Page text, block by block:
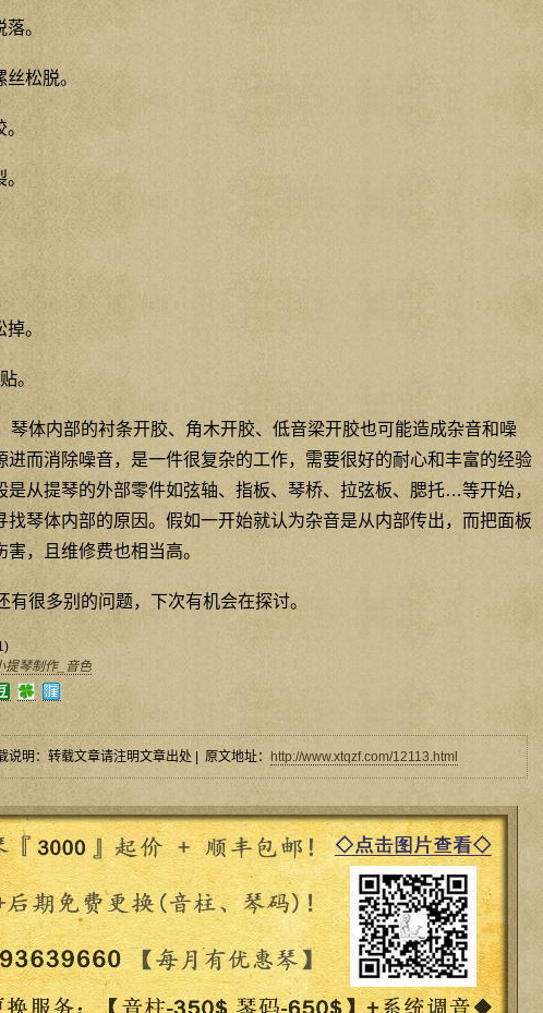
。
松脱。
。
。
琴体内部的衬条开胶、角木开胶、低音梁开胶也可能造成杂音和噪
进而消除噪音，是一件很复杂的工作，需要很好的耐心和丰富的经验
是从提琴的外部零件如弦轴、指板、琴桥、拉弦板、腮托…等开始，
找琴体内部的原因。假如一开始就认为杂音是从内部传出，而把面板
，且维修费也相当高。
有很多别的问题，下次有机会在探讨。
提琴制作_音色
说明：转载文章请注明文章出处 | 原文地址： http://www.xtqzf.com/12113.html